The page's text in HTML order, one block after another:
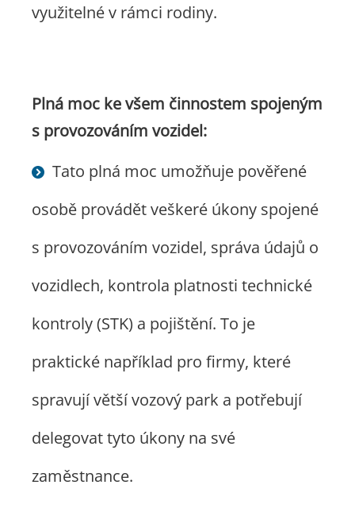
využitelné v rámci rodiny.
Plná moc ke všem činnostem spojeným
s provozováním vozidel:
Tato plná moc umožňuje pověřené
osobě provádět veškeré úkony spojené
s provozováním vozidel, správa údajů o
vozidlech, kontrola platnosti technické
kontroly (STK) a pojištění. To je
praktické například pro firmy, které
spravují větší vozový park a potřebují
delegovat tyto úkony na své
zaměstnance.